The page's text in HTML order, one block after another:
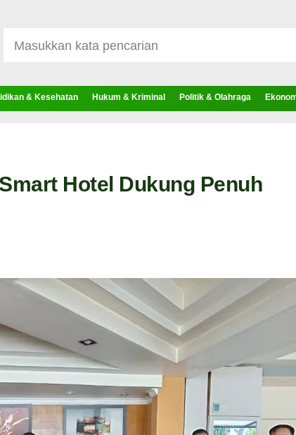
& Kesehatan Hukum & Kriminal Politik & Olahraga
Hotel Dukung Penuh